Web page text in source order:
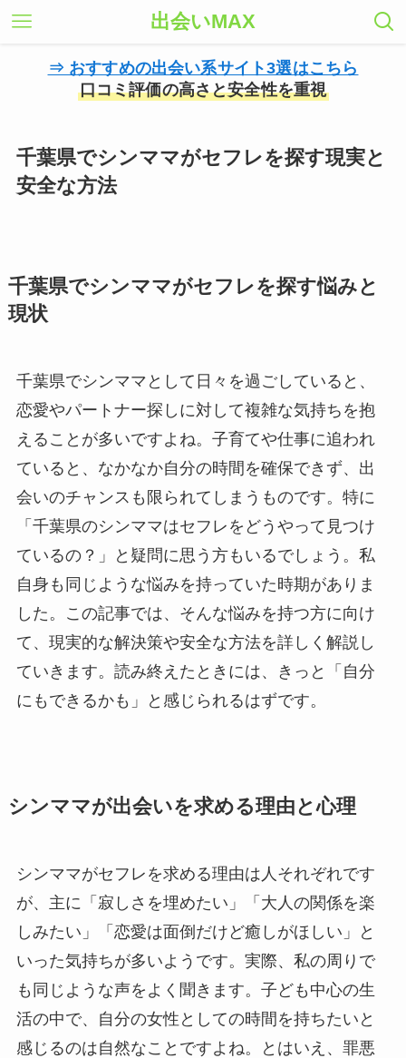
出会いMAX
⇒ おすすめの出会い系サイト3選はこちら
口コミ評価の高さと安全性を重視
千葉県でシンママがセフレを探す現実と
安全な方法
千葉県でシンママがセフレを探す悩みと
現状
千葉県でシンママとして日々を過ごしていると、
恋愛やパートナー探しに対して複雑な気持ちを抱
えることが多いですよね。子育てや仕事に追われ
ていると、なかなか自分の時間を確保できず、出
会いのチャンスも限られてしまうものです。特に
「千葉県のシンママはセフレをどうやって見つけ
ているの？」と疑問に思う方もいるでしょう。私
自身も同じような悩みを持っていた時期がありま
した。この記事では、そんな悩みを持つ方に向け
て、現実的な解決策や安全な方法を詳しく解説し
ていきます。読み終えたときには、きっと「自分
にもできるかも」と感じられるはずです。
シンママが出会いを求める理由と心理
シンママがセフレを求める理由は人それぞれです
が、主に「寂しさを埋めたい」「大人の関係を楽
しみたい」「恋愛は面倒だけど癒しがほしい」と
いった気持ちが多いようです。実際、私の周りで
も同じような声をよく聞きます。子ども中心の生
活の中で、自分の女性としての時間を持ちたいと
感じるのは自然なことですよね。とはいえ、罪悪